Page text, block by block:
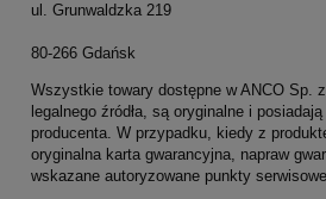
ul. Grunwaldzka 219
80-266 Gdańsk
Wszystkie towary dostępne w ANCO Sp.
legalnego źródła, są oryginalne i
producenta. W przypadku, kiedy z
oryginalna karta gwarancyjna, napraw
wskazane autoryzowane punkty